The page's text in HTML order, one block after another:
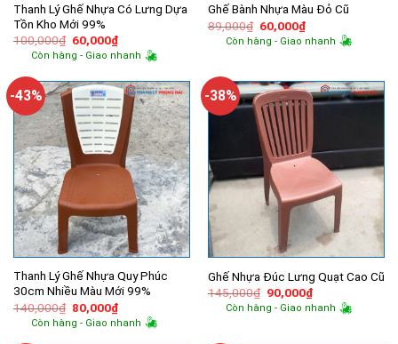
Thanh Lý Ghế Nhựa Có Lưng Dựa
Tồn Kho Mới 99%
100,000₫ Giá
gốc
là:
60,000₫Giá
hiện
tại
60,000₫.
Còn hàng - Giao nhanh
Ghế Bành Nhựa Màu Đỏ Cũ
89,000₫ Giá
gốc
là:
60,000₫Giá
hiện
tại
Còn hàng - Giao nhanh
-43%
Thanh Lý Ghế Nhựa Quy Phúc
30cm Nhiều Màu Mới 99%
140,000₫ Giá
gốc
là:
80,000₫Giá
hiện
tại
Còn hàng - Giao nhanh
-38%
Ghế Nhựa Đúc Lưng Quạt Cao Cũ
145,000₫ Giá
gốc
là:
90,000₫Giá
hiện
tại
Còn hàng - Giao nhanh